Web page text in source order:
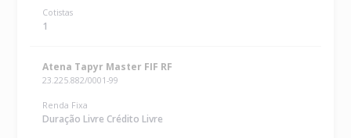
Cotistas
1
Atena Tapyr Master FIF RF
23.225.882/0001-99
Renda Fixa
Duração Livre Crédito Livre